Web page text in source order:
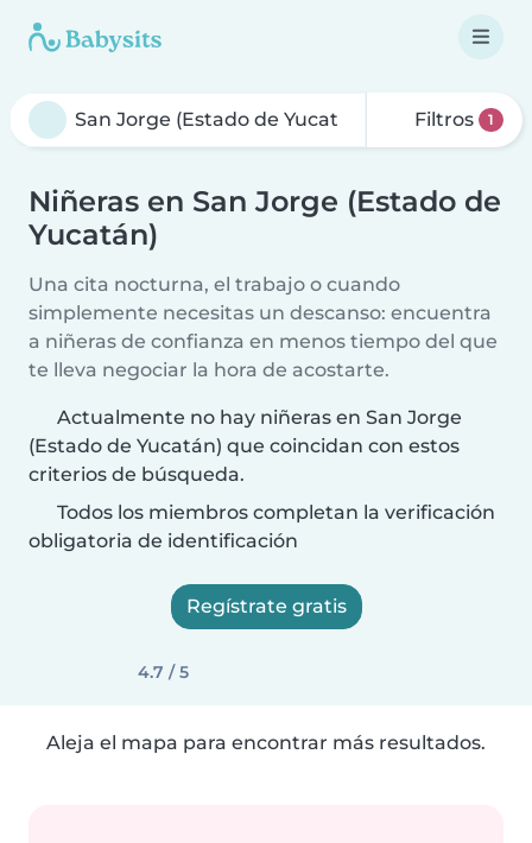
Filtros 1
Niñeras en San Jorge (Estado de
Yucatán)
Una cita nocturna, el trabajo o cuando
simplemente necesitas un descanso: encuentra
a niñeras de confianza en menos tiempo del que
te lleva negociar la hora de acostarte.
Actualmente no hay niñeras en San Jorge
(Estado de Yucatán) que coincidan con estos
criterios de búsqueda.
Todos los miembros completan la verificación
obligatoria de identificación
Regístrate gratis
4.7 / 5
Aleja el mapa para encontrar más resultados.